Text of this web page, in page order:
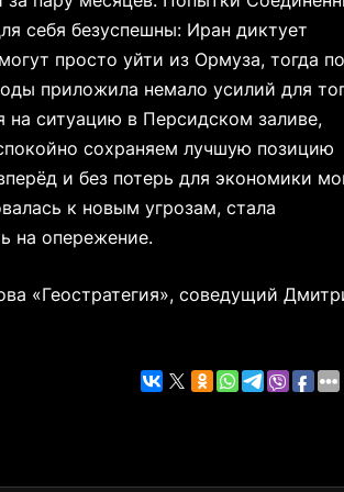
себя безуспешны: Иран диктует
просто уйти из Ормуза, тогда
приложила немало усилий для
на ситуацию в Персидском заливе,
сохраняем лучшую позицию
и без потерь для экономики
к новым угрозам, стала
на опережение.
«Геостратегия», соведущий